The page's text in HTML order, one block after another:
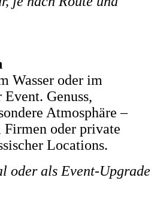
Wasser oder im
Genuss,
Atmosphäre –
oder private
Locations.
oder als Event-Upgrade